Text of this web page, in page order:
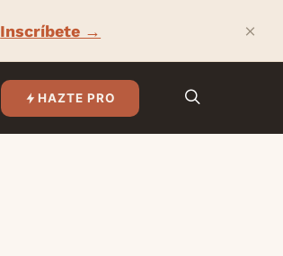
Inscríbete → ×
HAZTE PRO